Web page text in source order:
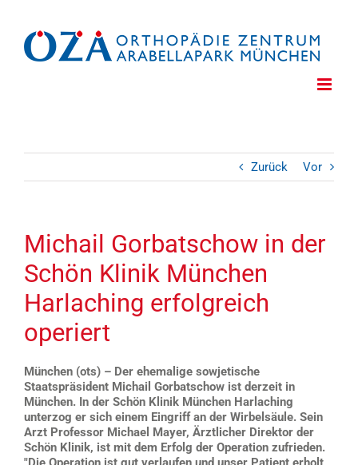
springen
Zurück Vor
Michail Gorbatschow in der
Schön Klinik München
Harlaching erfolgreich
operiert
München (ots) – Der ehemalige sowjetische
Staatspräsident Michail Gorbatschow ist derzeit in
München. In der Schön Klinik München Harlaching
unterzog er sich einem Eingriff an der Wirbelsäule. Sein
Arzt Professor Michael Mayer, Ärztlicher Direktor der
Schön Klinik, ist mit dem Erfolg der Operation zufrieden.